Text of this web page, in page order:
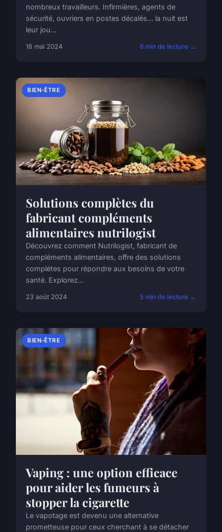
nombreux travailleurs. Infirmières, agents de
sécurité, ouvriers en postes décalés... la nuit est
leur jou...
18 mai 2024 6 min de lecture →
BIEN-ÊTRE
Solutions complètes du
fabricant compléments
alimentaires nutrilogist
Découvrez comment Nutrilogist, fabricant de
compléments alimentaires, offre des solutions
complètes pour répondre aux besoins de votre
santé. Explorez...
23 août 2024 5 min de lecture →
BIEN-ÊTRE
Vaping : une option efficace
pour aider les fumeurs à
stopper la cigarette
Le vapotage est devenu une alternative
prometteuse pour ceux cherchant à se détacher